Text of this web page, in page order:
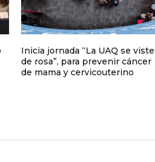
Inicia jornada “La UAQ se viste
de rosa”, para prevenir cáncer
de mama y cervicouterino